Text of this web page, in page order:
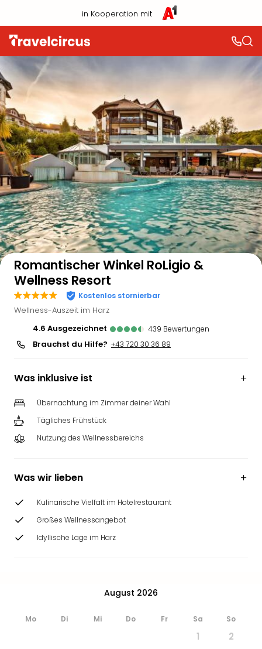
in Kooperation mit
Auf der Karte anzeigen
Romantischer Winkel RoLigio &
Wellness Resort
Kostenlos stornierbar
Wellness-Auszeit im Harz
4.6
ausgezeichnet 439 Bewertungen
Brauchst du Hilfe? +43 720 30 36 89
Was inklusive ist
Übernachtung im Zimmer deiner Wahl
Tägliches Frühstück
Nutzung des Wellnessbereichs
Was wir lieben
Kulinarische Vielfalt im Hotelrestaurant
Großes Wellnessangebot
Idyllische Lage im Harz
August 2026
Mo Di Mi Do Fr Sa So
1
2